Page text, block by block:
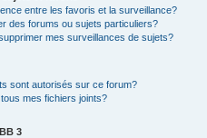
entre les favoris et la surveillance?
des forums ou sujets particuliers?
mes surveillances de sujets?
sont autorisés sur ce forum?
mes fichiers joints?
3